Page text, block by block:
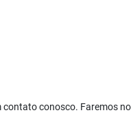
conosco. Faremos